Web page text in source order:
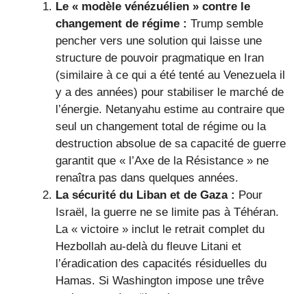
Le « modèle vénézuélien » contre le
changement de régime : Trump semble
pencher vers une solution qui laisse une
structure de pouvoir pragmatique en Iran
(similaire à ce qui a été tenté au Venezuela il
y a des années) pour stabiliser le marché de
l’énergie. Netanyahu estime au contraire que
seul un changement total de régime ou la
destruction absolue de sa capacité de guerre
garantit que « l’Axe de la Résistance » ne
renaîtra pas dans quelques années.
La sécurité du Liban et de Gaza : Pour
Israël, la guerre ne se limite pas à Téhéran.
La « victoire » inclut le retrait complet du
Hezbollah au-delà du fleuve Litani et
l’éradication des capacités résiduelles du
Hamas. Si Washington impose une trêve